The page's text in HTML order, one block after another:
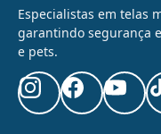
Especialistas em telas
garantindo segurança
e pets.